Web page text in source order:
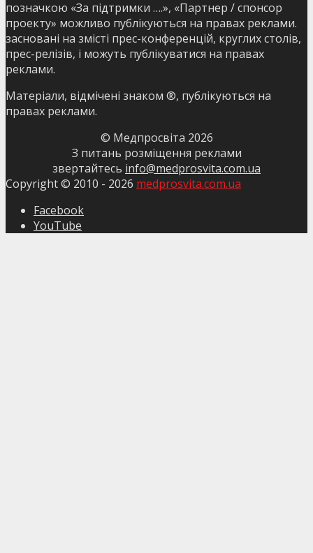
позначкою «За підтримки ….», «Партнер / спонсор
проекту» можливо публікуються на правах реклами.
засновані на змісті прес-конференцій, круглих столів,
прес-релізів, і можуть публікуватися на правах
реклами.
Матеріали, відмічені знаком ®, публікуються на
правах реклами.
© Медпросвіта 2026
З питань розміщення реклами
звертайтесь info@medprosvita.com.ua
Copyright © 2010 - 2026 medprosvita.com.ua
Facebook
YouTube